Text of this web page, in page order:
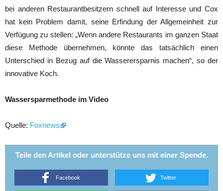
bei anderen Restaurantbesitzern schnell auf Interesse und Cox
hat kein Problem damit, seine Erfindung der Allgemeinheit zur
Verfügung zu stellen: „Wenn andere Restaurants im ganzen Staat
diese Methode übernehmen, könnte das tatsächlich einen
Unterschied in Bezug auf die Wasserersparnis machen“, so der
innovative Koch.
Wassersparmethode im Video
Quelle: Foxnews
Teile den Artikel oder unterstütze uns mit einer Spende.
Facebook Twitter